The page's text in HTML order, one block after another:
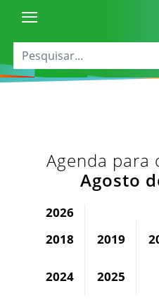
Agenda para
Agosto
2026
2018
2019
2024 2025